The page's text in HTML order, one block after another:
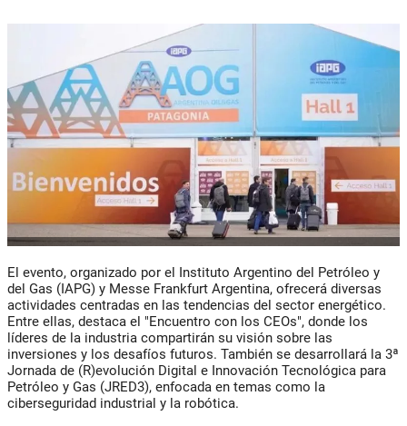
El evento, organizado por el Instituto Argentino del Petróleo y
del Gas (IAPG) y Messe Frankfurt Argentina, ofrecerá diversas
actividades centradas en las tendencias del sector energético.
Entre ellas, destaca el "Encuentro con los CEOs", donde los
líderes de la industria compartirán su visión sobre las
inversiones y los desafíos futuros. También se desarrollará la 3ª
Jornada de (R)evolución Digital e Innovación Tecnológica para
Petróleo y Gas (JRED3), enfocada en temas como la
ciberseguridad industrial y la robótica.